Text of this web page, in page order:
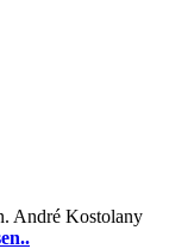
André Kostolany